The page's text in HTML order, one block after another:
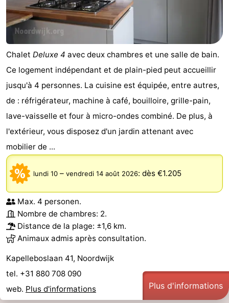
Chalet Deluxe 4 avec deux chambres et une salle de bain.
Ce logement indépendant et de plain-pied peut accueillir
jusqu'à 4 personnes. La cuisine est équipée, entre autres,
de : réfrigérateur, machine à café, bouilloire, grille-pain,
lave-vaisselle et four à micro-ondes combiné. De plus, à
l'extérieur, vous disposez d'un jardin attenant avec
mobilier de ...
lundi 10 – vendredi 14 août 2026: dès €1.205
Max. 4 personen.
Nombre de chambres: 2.
Distance de la plage: ±1,6 km.
Animaux admis après consultation.
Kapelleboslaan 41, Noordwijk
tel. +31 880 708 090
web. Plus d'informations Plus d'informations